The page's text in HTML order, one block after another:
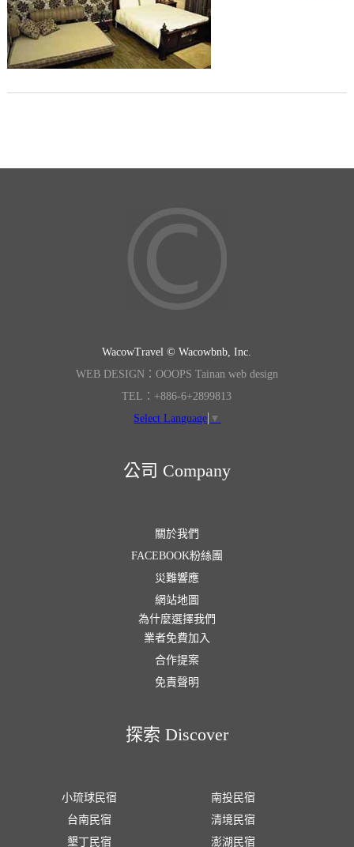
WacowTravel © Wacowbnb, Inc.
WEB DESIGN：OOOPS Tainan web design
TEL：+886-6+2899813
Select Language ▼
公司 Company
關於我們
FACEBOOK粉絲團
災難響應
網站地圖
為什麼選擇我們
業者免費加入
合作提案
免責聲明
探索 Discover
小琉球民宿
台南民宿
墾丁民宿
南投民宿
清境民宿
澎湖民宿